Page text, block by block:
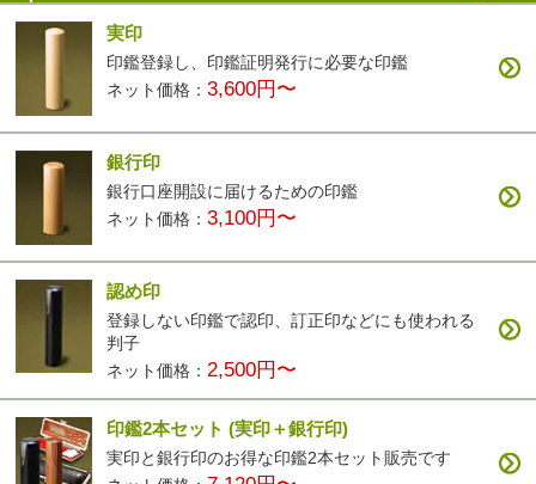
実印
印鑑登録し、印鑑証明発行に必要な印鑑
ネット価格：3,600円〜
銀行印
銀行口座開設に届けるための印鑑
ネット価格：3,100円〜
認め印
登録しない印鑑で認印、訂正印などにも使われる
判子
ネット価格： 2,500円〜
印鑑2本セット(実印＋銀行印)
実印と銀行印のお得な印鑑2本セット販売です